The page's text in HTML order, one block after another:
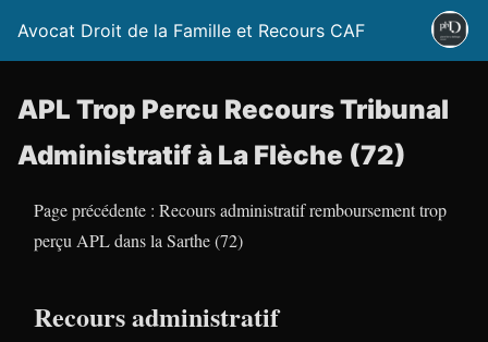
Avocat Droit de la Famille et Recours CAF
APL Trop Percu Recours Tribunal
Administratif à La Flèche (72)
Page précédente : Recours administratif remboursement trop
perçu APL dans la Sarthe (72)
Recours administratif